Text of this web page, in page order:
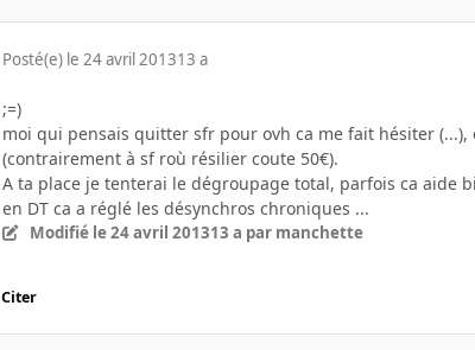
Posté(e) le 24 avril 201313 a
;=)
moi qui pensais quitter sfr pour ovh ca me fait hésiter
(contrairement à sf roù résilier coute 50€).
A ta place je tenterai le dégroupage total, parfois ca aide
en DT ca a réglé les désynchros chroniques ...
Modifié le 24 avril 201313 a par manchette
Citer